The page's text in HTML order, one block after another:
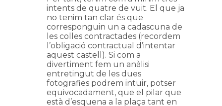
intents de quatre de vuit. El que ja
no tenim tan clar és que
corresponguin un a cadascuna de
les colles contractades (recordem
l’obligació contractual d’intentar
aquest castell). Si com a
divertiment fem un anàlisi
entretingut de les dues
fotografies podrem intuir, potser
equivocadament, que el pilar que
està d’esquena a la plaça tant en